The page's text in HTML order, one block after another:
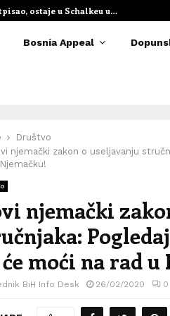
ostaje u Schalkeu u…
Bosnia Appeal
Društvo
njemački zakon o useljavanju
njemački
moći na rad u
BiH Info Desk 26/02/2020 0